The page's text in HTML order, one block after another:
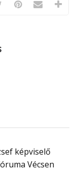
képviselő
Vécsen